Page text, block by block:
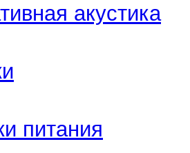
акустика
питания